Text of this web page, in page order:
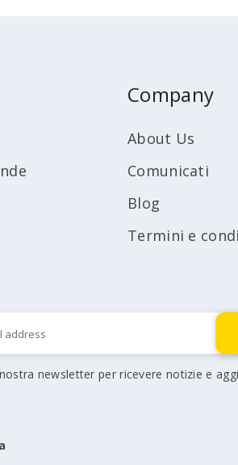
Company
About Us
Comunicati
Blog
Termini e
newsletter per ricevere notizie e